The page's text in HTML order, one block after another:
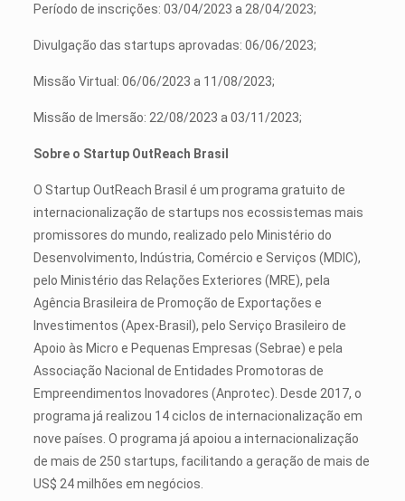
Período de inscrições: 03/04/2023 a 28/04/2023;
Divulgação das startups aprovadas: 06/06/2023;
Missão Virtual: 06/06/2023 a 11/08/2023;
Missão de Imersão: 22/08/2023 a 03/11/2023;
Sobre o Startup OutReach Brasil
O Startup OutReach Brasil é um programa gratuito de
internacionalização de startups nos ecossistemas mais
promissores do mundo, realizado pelo Ministério do
Desenvolvimento, Indústria, Comércio e Serviços (MDIC),
pelo Ministério das Relações Exteriores (MRE), pela
Agência Brasileira de Promoção de Exportações e
Investimentos (Apex-Brasil), pelo Serviço Brasileiro de
Apoio às Micro e Pequenas Empresas (Sebrae) e pela
Associação Nacional de Entidades Promotoras de
Empreendimentos Inovadores (Anprotec). Desde 2017, o
programa já realizou 14 ciclos de internacionalização em
nove países. O programa já apoiou a internacionalização
de mais de 250 startups, facilitando a geração de mais de
US$ 24 milhões em negócios.